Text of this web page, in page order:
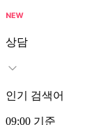
상담
인기 검색어
09:00 기준